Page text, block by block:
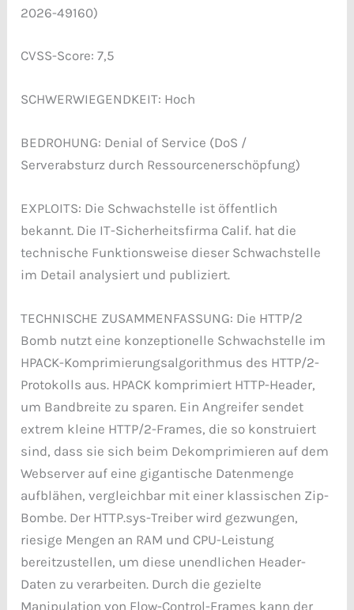
2026-49160)
CVSS-Score: 7,5
SCHWERWIEGENDKEIT: Hoch
BEDROHUNG: Denial of Service (DoS /
Serverabsturz durch Ressourcenerschöpfung)
EXPLOITS: Die Schwachstelle ist öffentlich
bekannt. Die IT-Sicherheitsfirma Calif. hat die
technische Funktionsweise dieser Schwachstelle
im Detail analysiert und publiziert.
TECHNISCHE ZUSAMMENFASSUNG: Die HTTP/2
Bomb nutzt eine konzeptionelle Schwachstelle im
HPACK-Komprimierungsalgorithmus des HTTP/2-
Protokolls aus. HPACK komprimiert HTTP-Header,
um Bandbreite zu sparen. Ein Angreifer sendet
extrem kleine HTTP/2-Frames, die so konstruiert
sind, dass sie sich beim Dekomprimieren auf dem
Webserver auf eine gigantische Datenmenge
aufblähen, vergleichbar mit einer klassischen Zip-
Bombe. Der HTTP.sys-Treiber wird gezwungen,
riesige Mengen an RAM und CPU-Leistung
bereitzustellen, um diese unendlichen Header-
Daten zu verarbeiten. Durch die gezielte
Manipulation von Flow-Control-Frames kann der